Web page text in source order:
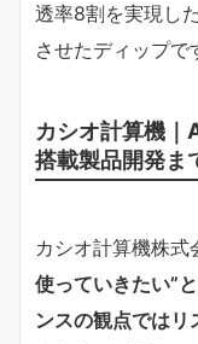
透率8割を実現し
させたディップで
カシオ計算機｜
搭載製品開発ま
カシオ計算機株式
使っていきたい”
ンスの観点では